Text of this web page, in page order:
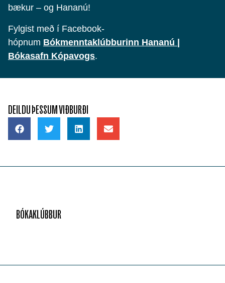
bækur – og Hananú!
Fylgist með í Facebook-
hópnum Bókmenntaklúbburinn Hananú |
Bókasafn Kópavogs.
DEILDU ÞESSUM VIÐBURÐI
BÓKAKLÚBBUR